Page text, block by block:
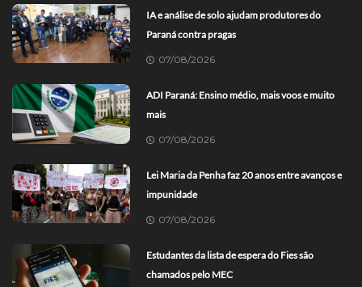
IA e análise de solo ajudam produtores do
Paraná contra pragas
07/08/2026
ADI Paraná: Ensino médio, mais voos e muito
mais
07/08/2026
Lei Maria da Penha faz 20 anos entre avanços e
impunidade
07/08/2026
Estudantes da lista de espera do Fies são
chamados pelo MEC